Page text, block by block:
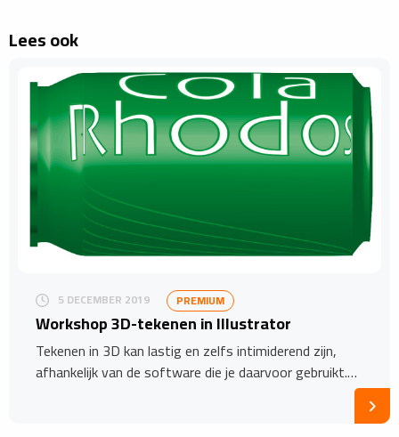
Lees ook
5 DECEMBER 2019 PREMIUM
Workshop 3D-tekenen in Illustrator
Tekenen in 3D kan lastig en zelfs intimiderend zijn,
afhankelijk van de software die je daarvoor gebruikt.…